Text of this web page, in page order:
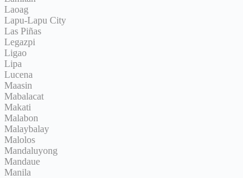
Laoag
Lapu-Lapu City
Las Piñas
Legazpi
Ligao
Lipa
Lucena
Maasin
Mabalacat
Makati
Malabon
Malaybalay
Malolos
Mandaluyong
Mandaue
Manila